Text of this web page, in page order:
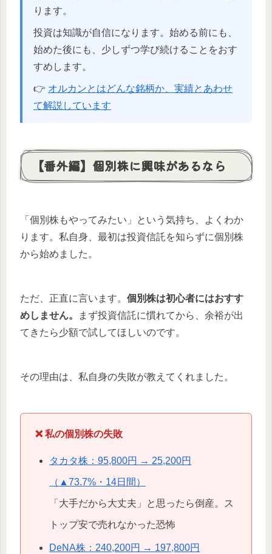
ります。
投資は知識が自信になります。始める前にも、
始めた後にも、少しずつ学び続けることをおす
すめします。
👉 オルカンとはどんな銘柄か、実績とあわせ
て解説しています
【番外編】個別株に興味があるなら
「個別株もやってみたい」という気持ち、よくわか
ります。私自身、最初は投資信託を知らずに個別株
から始めました。
ただ、正直に言います。 個別株は初心者にはおすす
めしません。
まず投資信託に慣れてから、余裕が出
てきたら少額で試してほしいのです。
その理由は、私自身の失敗が教えてくれました。
❌ 私の個別株の失敗
タカタ株：95,800円 → 25,200円
（▲73.7%・14日間）
「大手だから大丈夫」と思ったら倒産。ス
トップ安で売れなかった恐怖
DeNA株：240,200円 → 197,800円